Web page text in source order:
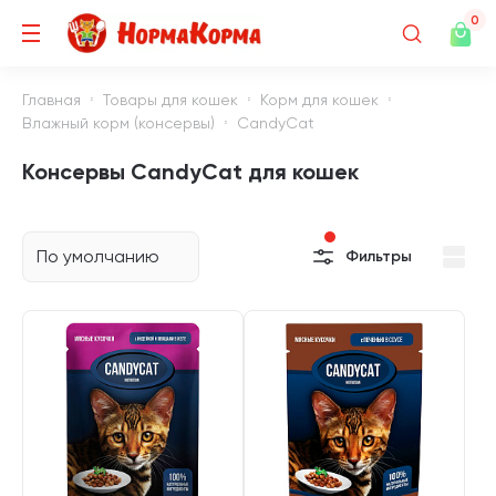
0
Главная Товары для кошек
Корм для кошек
Влажный корм (консервы)
CandyCat
Консервы CandyCat для кошек
По умолчанию Фильтры